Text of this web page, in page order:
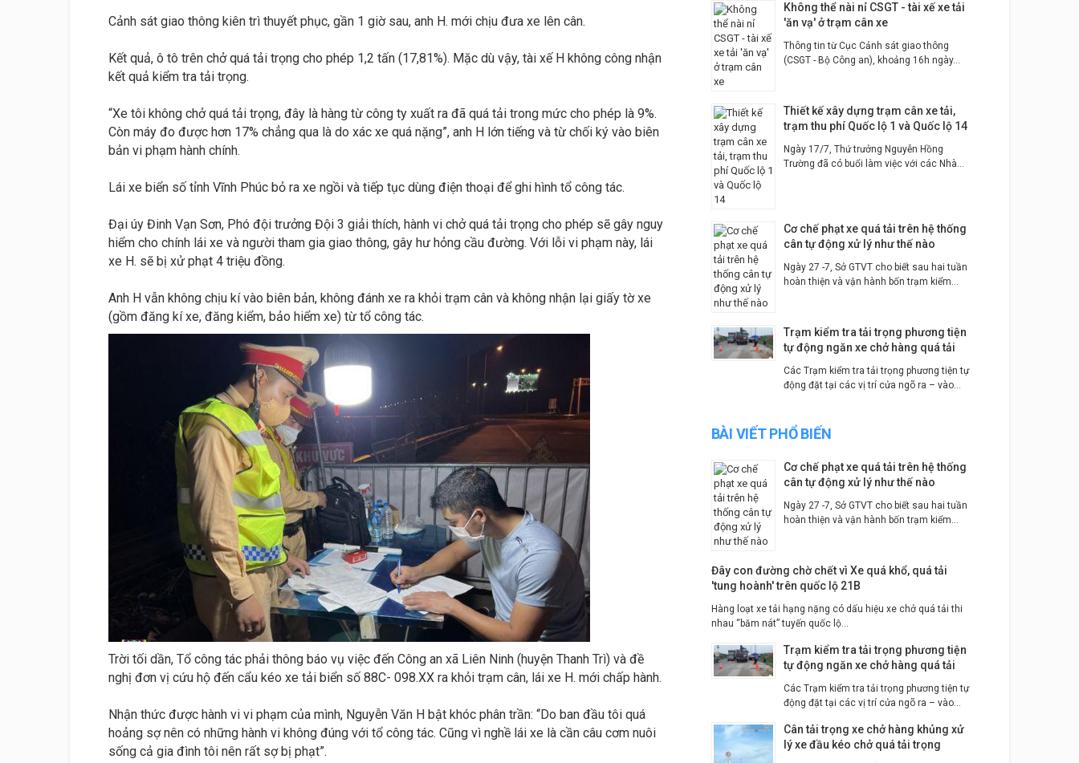
Cảnh sát giao thông kiên trì thuyết phục, gần 1 giờ sau, anh H. mới chịu đưa xe lên cân.
Kết quả, ô tô trên chở quá tải trọng cho phép 1,2 tấn (17,81%). Mặc dù vậy, tài xế H không công nhận
kết quả kiểm tra tải trọng.
“Xe tôi không chở quá tải trọng, đây là hàng từ công ty xuất ra đã quá tải trong mức cho phép là 9%.
Còn máy đo được hơn 17% chẳng qua là do xác xe quá nặng”, anh H lớn tiếng và từ chối ký vào biên
bản vi phạm hành chính.
Lái xe biển số tỉnh Vĩnh Phúc bỏ ra xe ngồi và tiếp tục dùng điện thoại để ghi hình tổ công tác.
Đại úy Đinh Vạn Sơn, Phó đội trưởng Đội 3 giải thích, hành vi chở quá tải trọng cho phép sẽ gây nguy
hiểm cho chính lái xe và người tham gia giao thông, gây hư hỏng cầu đường. Với lỗi vi phạm này, lái
xe H. sẽ bị xử phạt 4 triệu đồng.
Anh H vẫn không chịu kí vào biên bản, không đánh xe ra khỏi trạm cân và không nhận lại giấy tờ xe
(gồm đăng kí xe, đăng kiểm, bảo hiểm xe) từ tổ công tác.
Trời tối dần, Tổ công tác phải thông báo vụ việc đến Công an xã Liên Ninh (huyện Thanh Trì) và đề
nghị đơn vị cứu hộ đến cẩu kéo xe tải biển số 88C- 098.XX ra khỏi trạm cân, lái xe H. mới chấp hành.
Nhận thức được hành vi vi phạm của mình, Nguyễn Văn H bật khóc phân trần: “Do ban đầu tôi quá
hoảng sợ nên có những hành vi không đúng với tổ công tác. Cũng vì nghề lái xe là cần câu cơm nuôi
sống cả gia đình tôi nên rất sợ bị phạt”.
Không thể nài nỉ CSGT - tài xế xe tải
'ăn vạ' ở trạm cân xe
Thông tin từ Cục Cảnh sát giao thông
(CSGT - Bộ Công an), khoảng 16h ngày...
Thiết kế xây dựng trạm cân xe tải,
trạm thu phí Quốc lộ 1 và Quốc lộ 14
Ngày 17/7, Thứ trưởng Nguyễn Hồng
Trường đã có buổi làm việc với các Nhà...
Cơ chế phạt xe quá tải trên hệ thống
cân tự động xử lý như thế nào
Ngày 27 -7, Sở GTVT cho biết sau hai tuần
hoàn thiện và vận hành bốn trạm kiểm...
Trạm kiểm tra tải trọng phương tiện
tự động ngăn xe chở hàng quá tải
Các Trạm kiểm tra tải trọng phương tiện tự
động đặt tại các vị trí cửa ngõ ra – vào...
BÀI VIẾT PHỔ BIẾN
Cơ chế phạt xe quá tải trên hệ thống
cân tự động xử lý như thế nào
Ngày 27 -7, Sở GTVT cho biết sau hai tuần
hoàn thiện và vận hành bốn trạm kiểm...
Đây con đường chờ chết vì Xe quá khổ, quá tải
'tung hoành' trên quốc lộ 21B
Hàng loạt xe tải hạng nặng có dấu hiệu xe chở quá tải thi
nhau “băm nát” tuyến quốc lộ...
Trạm kiểm tra tải trọng phương tiện
tự động ngăn xe chở hàng quá tải
Các Trạm kiểm tra tải trọng phương tiện tự
động đặt tại các vị trí cửa ngõ ra – vào...
Cân tải trọng xe chở hàng khủng xử
lý xe đầu kéo chở quá tải trọng